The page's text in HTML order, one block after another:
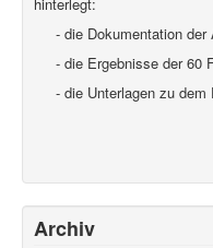
- die Dokumentation der
- die Ergebnisse der 60
- die Unterlagen zu dem
Archiv